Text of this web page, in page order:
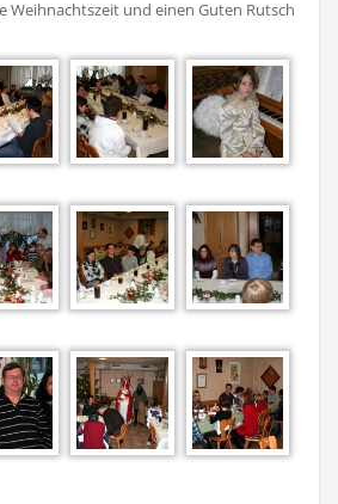
Weihnachtszeit und einen Guten Rutsch